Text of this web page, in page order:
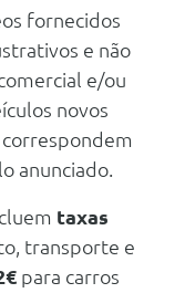
fornecidos
e não
e/ou
novos
anunciado.
taxas
transporte e
para carros